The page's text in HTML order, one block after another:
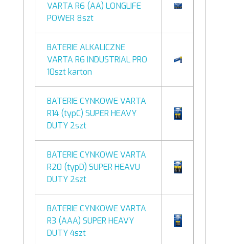
VARTA R6 (AA) LONGLIFE
POWER 8szt
BATERIE ALKALICZNE
VARTA R6 INDUSTRIAL PRO
10szt karton
BATERIE CYNKOWE VARTA
R14 (typC) SUPER HEAVY
DUTY 2szt
BATERIE CYNKOWE VARTA
R20 (typD) SUPER HEAVU
DUTY 2szt
BATERIE CYNKOWE VARTA
R3 (AAA) SUPER HEAVY
DUTY 4szt